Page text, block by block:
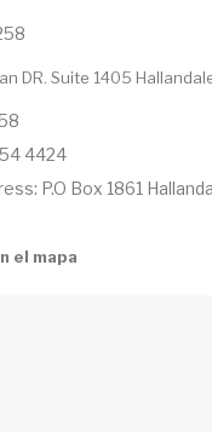
DR. Suite 1405
4424
P.O Box 1861
el mapa